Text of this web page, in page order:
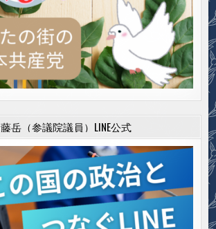
岳（参議院議員）LINE公式